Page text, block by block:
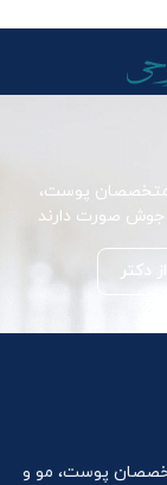
متخصصان پوست،
جوش صورت دارند
دکتر
پوست، مو و